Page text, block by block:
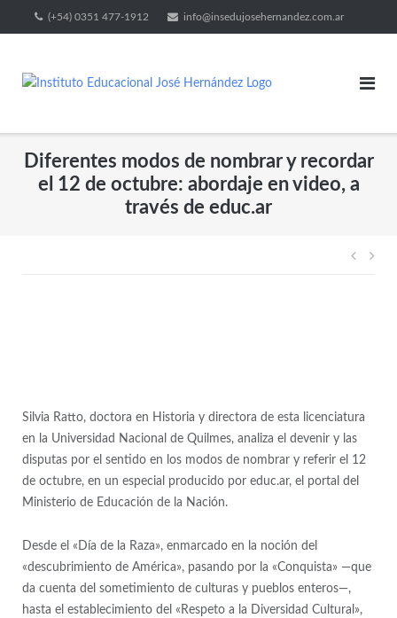
(+54) 0351 477-1912 info@insedujosehernandez.com.ar
Diferentes modos de nombrar y recordar
el 12 de octubre: abordaje en video, a
través de educ.ar
Silvia Ratto, doctora en Historia y directora de esta licenciatura
en la Universidad Nacional de Quilmes, analiza el devenir y las
disputas por el sentido en los modos de nombrar y referir el 12
de octubre, en un especial producido por educ.ar, el portal del
Ministerio de Educación de la Nación.
Desde el «Día de la Raza», enmarcado en la noción del
«descubrimiento de América», pasando por la «Conquista» —que
da cuenta del sometimiento de culturas y pueblos enteros—,
hasta el establecimiento del «Respeto a la Diversidad Cultural»,